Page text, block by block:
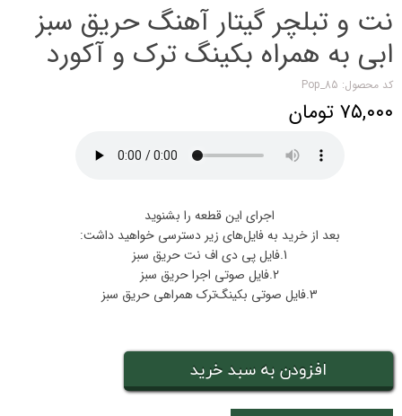
نت و تبلچر گیتار آهنگ حریق سبز
ابی به همراه بکینگ ترک و آکورد
کد محصول: Pop_85
۷۵,۰۰۰ تومان
اجرای این قطعه را بشنوید
بعد از خرید به فایل‌های زیر دسترسی خواهید داشت:
1.فایل پی دی اف نت حریق سبز
2.فایل صوتی اجرا حریق سبز
3.فایل صوتی بکینگ‌ترک همراهی حریق سبز
افزودن به سبد خرید